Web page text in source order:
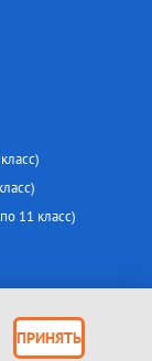
11 класс)
г.
ПРИНЯТЬ